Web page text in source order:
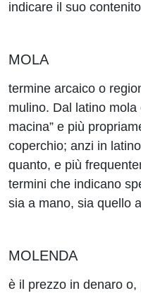
indicare il suo
MOLA
termine arcaico o
mulino. Dal latino
macina” e più
coperchio; anzi in
quanto, e più
termini che indicano
sia a mano, sia quello
MOLENDA
è il prezzo in denaro